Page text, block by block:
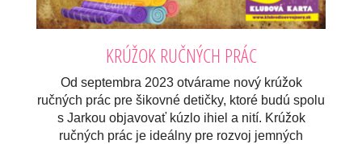
KRÚŽOK RUČNÝCH PRÁC
Od septembra 2023 otvárame nový krúžok
ručných prác pre šikovné detičky, ktoré budú spolu
s Jarkou objavovať kúzlo ihiel a nití. Krúžok
ručných prác je ideálny pre rozvoj jemných